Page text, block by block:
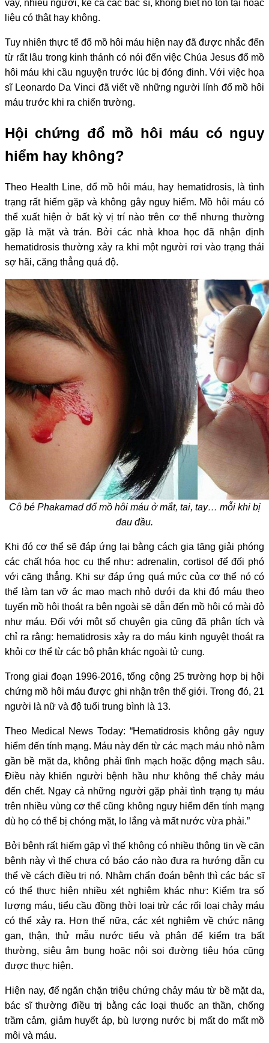
vậy, nhiều người, kể cả các bác sĩ, không biết nó tồn tại hoặc
liệu có thật hay không.
Tuy nhiên thực tế đổ mồ hôi máu hiện nay đã được nhắc đến
từ rất lâu trong kinh thánh có nói đến việc Chúa Jesus đổ mồ
hôi máu khi cầu nguyện trước lúc bị đóng đinh. Với việc họa
sĩ Leonardo Da Vinci đã viết về những người lính đổ mồ hôi
máu trước khi ra chiến trường.
Hội chứng đổ mồ hôi máu có nguy
hiểm hay không?
Theo Health Line, đổ mồ hôi máu, hay hematidrosis, là tình
trạng rất hiếm gặp và không gây nguy hiểm. Mồ hôi máu có
thể xuất hiện ở bất kỳ vị trí nào trên cơ thể nhưng thường
gặp là mặt và trán. Bởi các nhà khoa học đã nhận định
hematidrosis thường xảy ra khi một người rơi vào trạng thái
sợ hãi, căng thẳng quá độ.
Cô bé Phakamad đổ mồ hôi máu ở mắt, tai, tay… mỗi khi bị
đau đầu.
Khi đó cơ thể sẽ đáp ứng lại bằng cách gia tăng giải phóng
các chất hóa học cụ thể như: adrenalin, cortisol để đối phó
với căng thẳng. Khi sự đáp ứng quá mức của cơ thể nó có
thể làm tan vỡ ác mao mạch nhỏ dưới da khi đó máu theo
tuyến mồ hôi thoát ra bên ngoài sẽ dẫn đến mồ hôi có mài đỏ
như máu. Đối với một số chuyên gia cũng đã phân tích và
chỉ ra rằng: hematidrosis xảy ra do máu kinh nguyệt thoát ra
khỏi cơ thể từ các bộ phận khác ngoài tử cung.
Trong giai đoạn 1996-2016, tổng cộng 25 trường hợp bị hội
chứng mồ hôi máu được ghi nhận trên thế giới. Trong đó, 21
người là nữ và độ tuổi trung bình là 13.
Theo Medical News Today: “Hematidrosis không gây nguy
hiểm đến tính mạng. Máu này đến từ các mạch máu nhỏ nằm
gần bề mặt da, không phải tĩnh mạch hoặc động mạch sâu.
Điều này khiến người bệnh hầu như không thể chảy máu
đến chết. Ngay cả những người gặp phải tình trạng tụ máu
trên nhiều vùng cơ thể cũng không nguy hiểm đến tính mạng
dù họ có thể bị chóng mặt, lo lắng và mất nước vừa phải.”
Bởi bệnh rất hiếm gặp vì thế không có nhiều thông tin về căn
bệnh này vì thế chưa có báo cáo nào đưa ra hướng dẫn cụ
thể về cách điều trị nó. Nhằm chẩn đoán bệnh thì các bác sĩ
có thể thực hiện nhiều xét nghiệm khác như: Kiểm tra số
lượng máu, tiểu cầu đồng thời loại trừ các rối loại chảy máu
có thể xảy ra. Hơn thế nữa, các xét nghiệm về chức năng
gan, thận, thử mẫu nước tiểu và phân để kiểm tra bất
thường, siêu âm bụng hoặc nội soi đường tiêu hóa cũng
được thực hiện.
Hiện nay, để ngăn chặn triệu chứng chảy máu từ bề mặt da,
bác sĩ thường điều trị bằng các loại thuốc an thần, chống
trầm cảm, giảm huyết áp, bù lượng nước bị mất do mất mồ
môi và máu.